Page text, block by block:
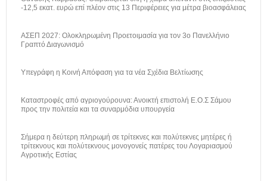
-12,5 εκατ. ευρώ επί πλέον στις 13 Περιφέρειες για μέτρα βιοασφάλειας
ΑΣΕΠ 2027: Ολοκληρωμένη Προετοιμασία για τον 3ο Πανελλήνιο
Γραπτό Διαγωνισμό
Υπεγράφη η Κοινή Απόφαση για τα νέα Σχέδια Βελτίωσης
Καταστροφές από αγριογούρουνα: Ανοικτή επιστολή Ε.Ο.Σ Σάμου
προς την πολιτεία και τα συναρμόδια υπουργεία
Σήμερα η δεύτερη πληρωμή σε τρίτεκνες και πολύτεκνες μητέρες ή
τρίτεκνους και πολύτεκνους μονογονείς πατέρες του Λογαριασμού
Αγροτικής Εστίας